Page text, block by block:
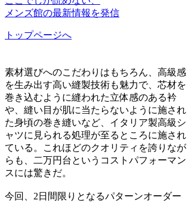
素材選びへのこだわりはもちろん、高級感
を生み出す高い縫製技術も魅力で、芯材を
巻き込むように縫われた立体感のある衿
や、縫い目が肌に当たらないように施され
た身頃の巻き縫いなど、イタリア製高級シ
ャツに見られる処理が至るところに施され
ている。これほどのクオリティを誇りなが
らも、二万円台というコストパフォーマン
スには驚きだ。
今回、2日間限りとなるパターンオーダー
メンズ館の最新情報を発信
トップページへ